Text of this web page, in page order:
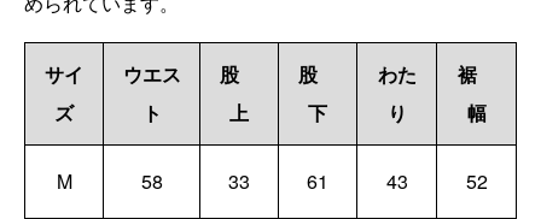
サイ
ズ
ウエス
ト
股
上
股
下
わた
り
裾
幅
M 58 33 61 43 52